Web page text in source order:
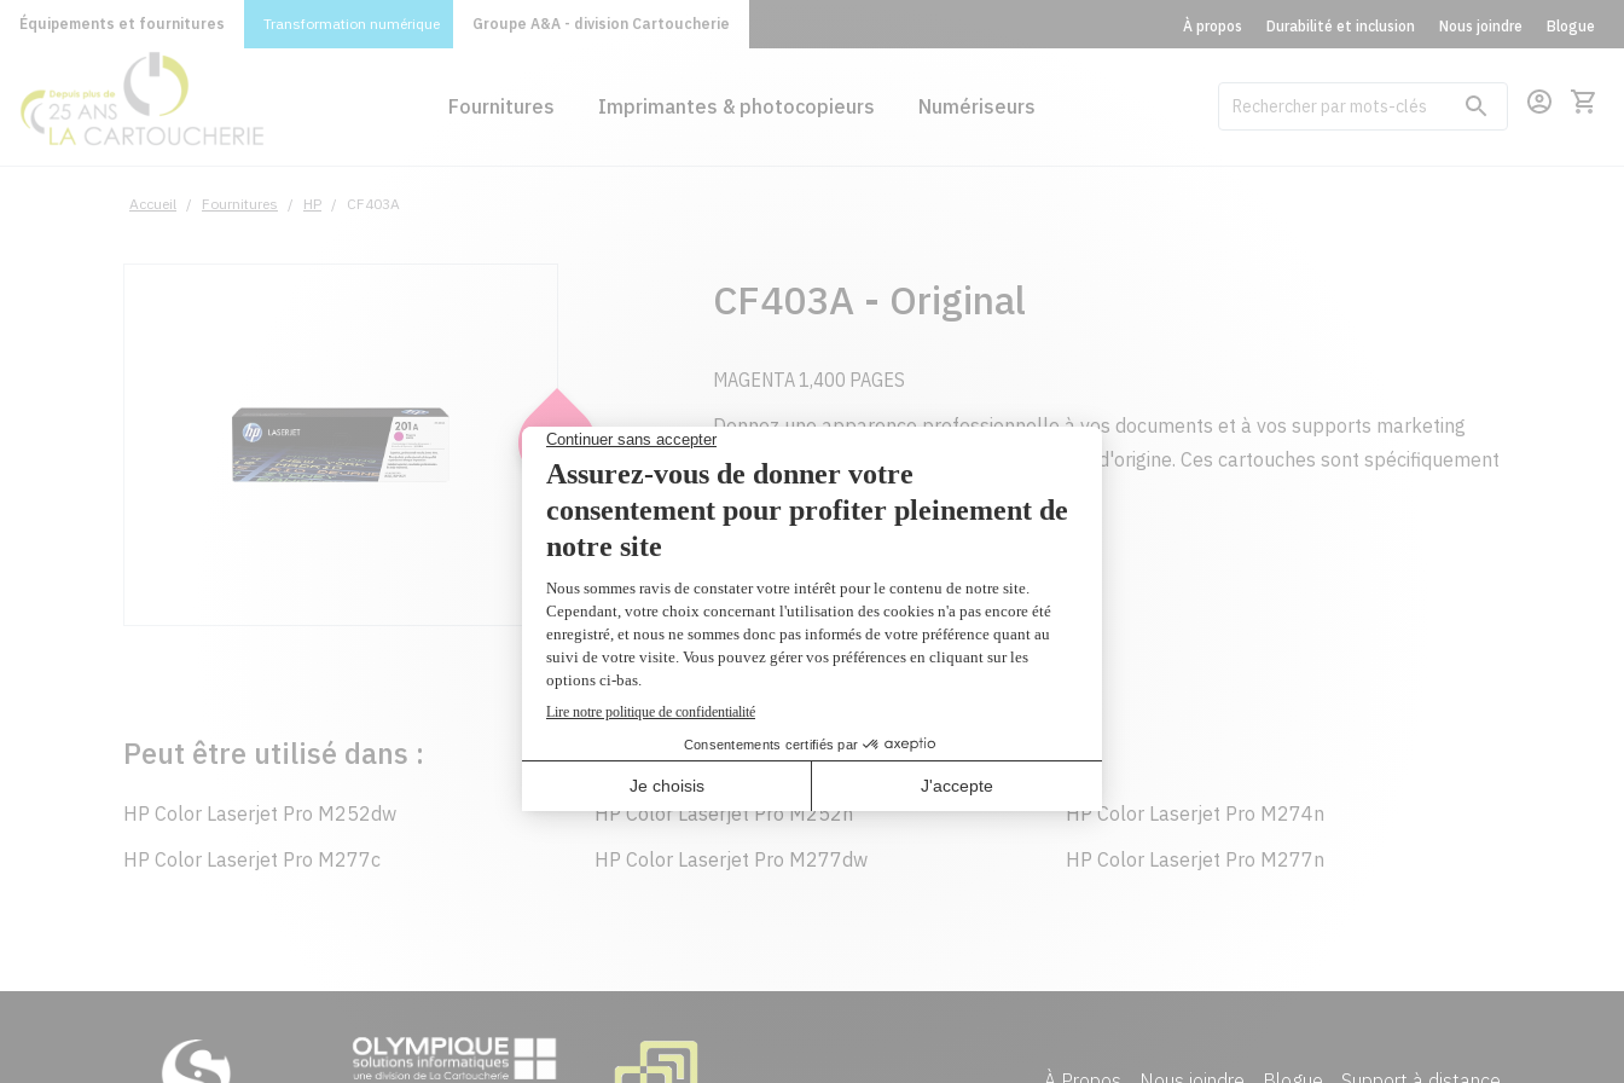
Équipements et fournitures Transformation numérique Groupe A&A - division Cartoucherie À propos Durabilité et inclusion Nous joindre Blogue
Fournitures Imprimantes & photocopieurs Numériseurs
Accueil / Fournitures / HP / CF403A
CF403A - Original
MAGENTA 1,400 PAGES
Donnez une apparence professionnelle à vos documents et à vos supports marketing
grâce aux cartouches de toner HP LaserJet d'origine. Ces cartouches sont spécifiquement
conçues pour votre imprimante.
AJOUTER AU PANIER
Peut être utilisé dans :
HP Color Laserjet Pro M252dw HP Color Laserjet Pro M252n
HP Color Laserjet Pro M274n
HP Color Laserjet Pro M277c
HP Color Laserjet Pro M277dw HP Color Laserjet Pro M277n